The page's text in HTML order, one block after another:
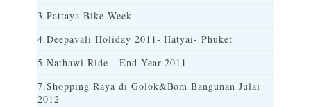
3.Pattaya Bike Week
4.Deepavali Holiday 2011- Hatyai- Phuket
5.Nathawi Ride - End Year 2011
7.Shopping Raya di Golok&Bom Bangunan Julai
2012